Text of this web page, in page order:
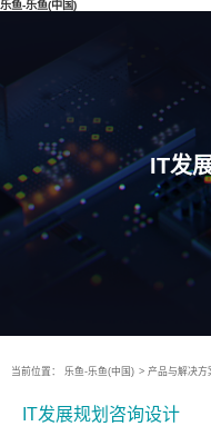
乐鱼-乐鱼(中国)
IT发
当前位置： 乐鱼-乐鱼(中国) > 产品与解决方
IT发展规划咨询设计